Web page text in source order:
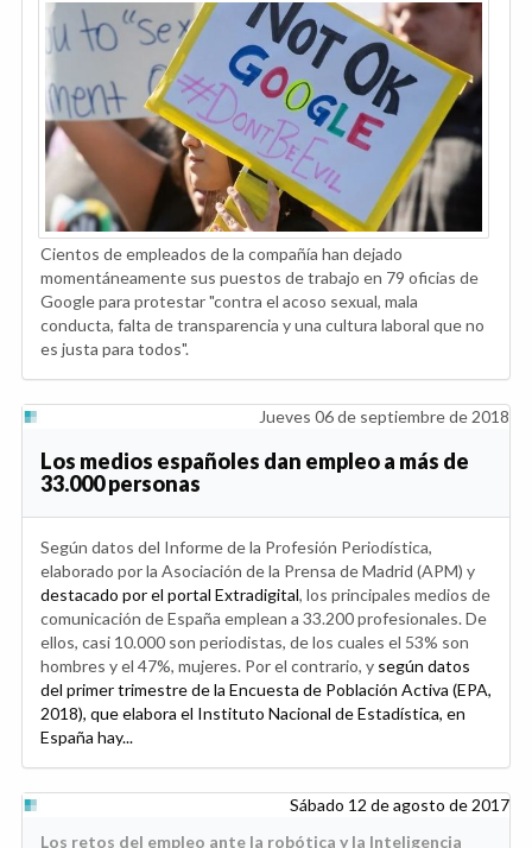
Cientos de empleados de la compañía han dejado
momentáneamente sus puestos de trabajo en 79 oficias de
Google para protestar "contra el acoso sexual, mala
conducta, falta de transparencia y una cultura laboral que no
es justa para todos".
Jueves 06 de septiembre de 2018
Los medios españoles dan empleo a más de
33.000 personas
Según datos del Informe de la Profesión Periodística,
elaborado por la Asociación de la Prensa de Madrid (APM) y
destacado por el portal Extradigital, los principales medios de
comunicación de España emplean a 33.200 profesionales. De
ellos, casi 10.000 son periodistas, de los cuales el 53% son
hombres y el 47%, mujeres. Por el contrario, y según datos
del primer trimestre de la Encuesta de Población Activa (EPA,
2018), que elabora el Instituto Nacional de Estadística, en
España hay...
Sábado 12 de agosto de 2017
Los retos del empleo ante la robótica y la Inteligencia